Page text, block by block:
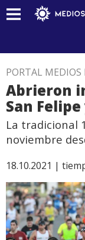
PORTAL MEDIOS
Abrieron
San
La tradicional
noviembre
18.10.2021 |